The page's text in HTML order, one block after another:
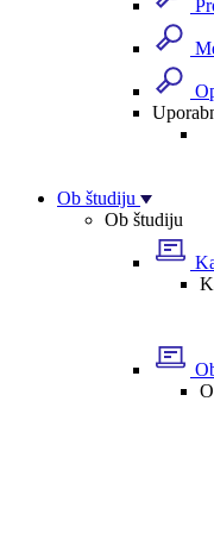
Ob študiju
Ob študiju